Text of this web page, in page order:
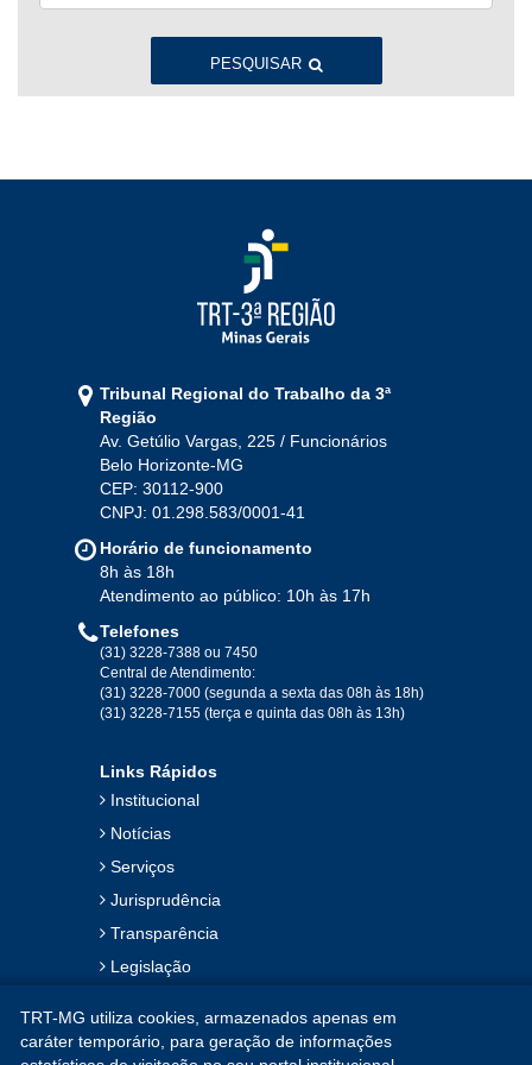
Nov Dez
Nov
2021
Ago
Set Out Nov Dez
Set
2019
Fev Mar Abr Mai Jun
Jul
Fev
Set Out
Jan Fev Mar Abr Mai Jun
PESQUISAR
Tribunal Regional do Trabalho da 3ª
Região
Av. Getúlio Vargas, 225 / Funcionários
Belo Horizonte-MG
CEP: 30112-900
CNPJ: 01.298.583/0001-41
Horário de funcionamento
8h às 18h
Atendimento ao público: 10h às 17h
Telefones
(31) 3228-7388 ou 7450
Central de Atendimento:
(31) 3228-7000 (segunda a sexta das 08h às 18h)
(31) 3228-7155 (terça e quinta das 08h às 13h)
Links Rápidos
Institucional
Notícias
Serviços
Jurisprudência
Transparência
Legislação
Contato
TRT-MG utiliza cookies, armazenados apenas em
caráter temporário, para geração de informações